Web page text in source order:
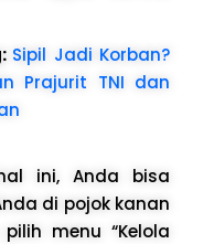
Sipil Jadi Korban?
Prajurit TNI dan
ini, Anda bisa
di pojok kanan
menu “Kelola